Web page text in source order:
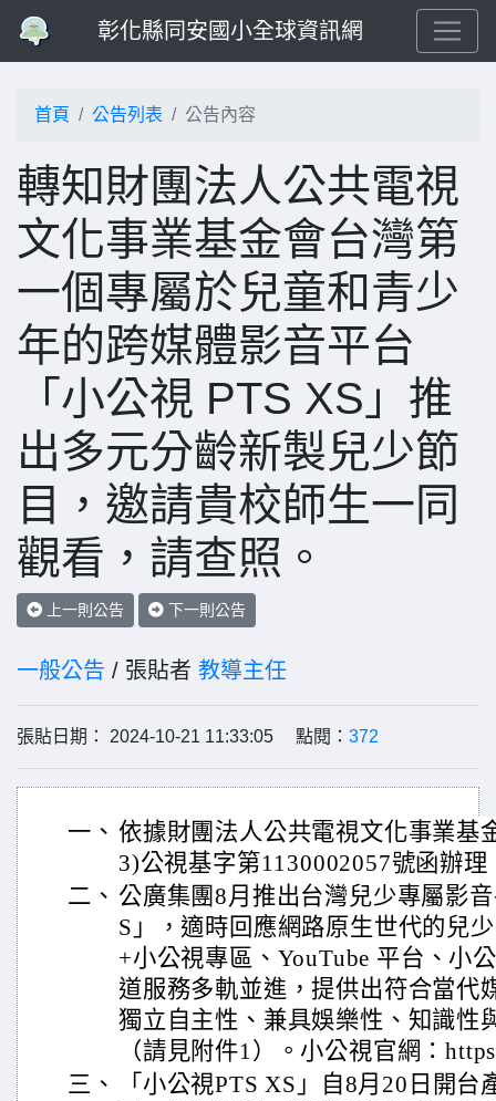
彰化縣同安國小全球資訊網
首頁 公告列表 公告內容
轉知財團法人公共電視
文化事業基金會台灣第
一個專屬於兒童和青少
年的跨媒體影音平台
「小公視 PTS XS」推
出多元分齡新製兒少節
目，邀請貴校師生一同
觀看，請查照。
上一則公告 下一則公告
一般公告 / 張貼者 教導主任
張貼日期： 2024-10-21 11:33:05 點閱： 372
一、 依據財團法人公共電視文化事業基
3)公視基字第1130002057號函辦理
二、 公廣集團8月推出台灣兒少專屬影
S」，適時回應網路原生世代的兒
+小公視專區、YouTube 平台、小
道服務多軌並進，提供出符合當代
獨立自主性、兼具娛樂性、知識性
（請見附件1）。小公視官網：
三、
「小公視PTS XS」自8月20日開